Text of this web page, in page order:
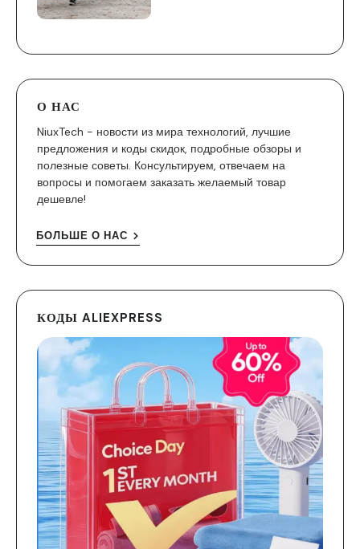
О НАС
NiuxTech - новости из мира технологий, лучшие
предложения и коды скидок, подробные обзоры и
полезные советы. Консультируем, отвечаем на
вопросы и помогаем заказать желаемый товар
дешевле!
БОЛЬШЕ О НАС
КОДЫ ALIEXPRESS